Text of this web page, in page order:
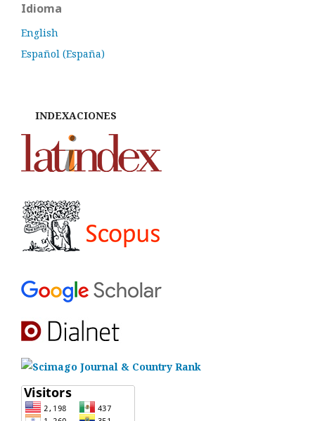
Idioma
English
Español (España)
INDEXACIONES